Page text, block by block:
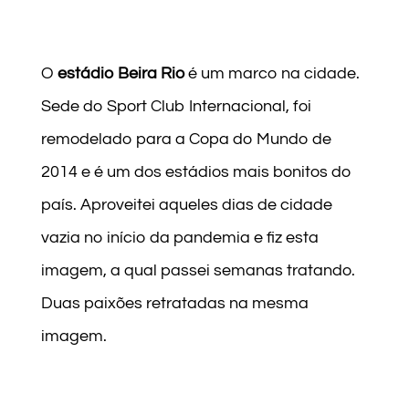
O estádio Beira Rioé um marco na cidade.
Sede do Sport Club Internacional, foi
remodelado para a Copa do Mundo de
2014 e é um dos estádios mais bonitos do
país. Aproveitei aqueles dias de cidade
vazia no início da pandemia e fiz esta
imagem, a qual passei semanas tratando.
Duas paixões retratadas na mesma
imagem.